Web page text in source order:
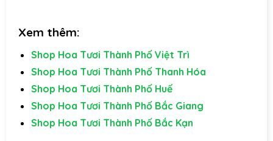
Xem thêm:
Shop Hoa Tươi Thành Phố Việt Trì
Shop Hoa Tươi Thành Phố Thanh Hóa
Shop Hoa Tươi Thành Phố Huế
Shop Hoa Tươi Thành Phố Bắc Giang
Shop Hoa Tươi Thành Phố Bắc Kạn